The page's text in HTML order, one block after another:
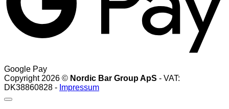
Google Pay
Copyright 2026 © Nordic Bar Group ApS - VAT:
DK38860828 - Impressum